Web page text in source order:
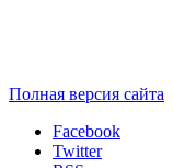
Полная версия сайта
Facebook
Twitter